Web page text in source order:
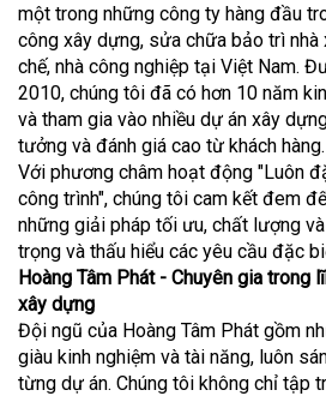
một trong những công ty hàng đầu
công xây dựng, sửa chữa bảo trì nhà
chế, nhà công nghiệp tại Việt Nam.
2010, chúng tôi đã có hơn 10 năm
và tham gia vào nhiều dự án xây
tưởng và đánh giá cao từ khách hàng.
Với phương châm hoạt động "Luôn
công trình", chúng tôi cam kết đem
những giải pháp tối ưu, chất lượng
trọng và thấu hiểu các yêu cầu đặc
Hoàng Tâm Phát - Chuyên gia trong
xây dựng
Đội ngũ của Hoàng Tâm Phát gồm
giàu kinh nghiệm và tài năng, luôn
từng dự án. Chúng tôi không chỉ tập